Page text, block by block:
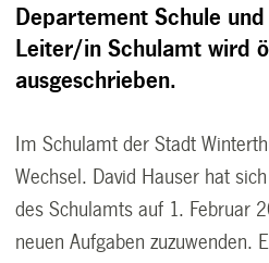
Departement Schule
Leiter/in Schulamt wird
ausgeschrieben.
Im Schulamt der Stadt
Wechsel. David Hauser hat
des Schulamts auf 1. Februar
neuen Aufgaben zuzuwenden.